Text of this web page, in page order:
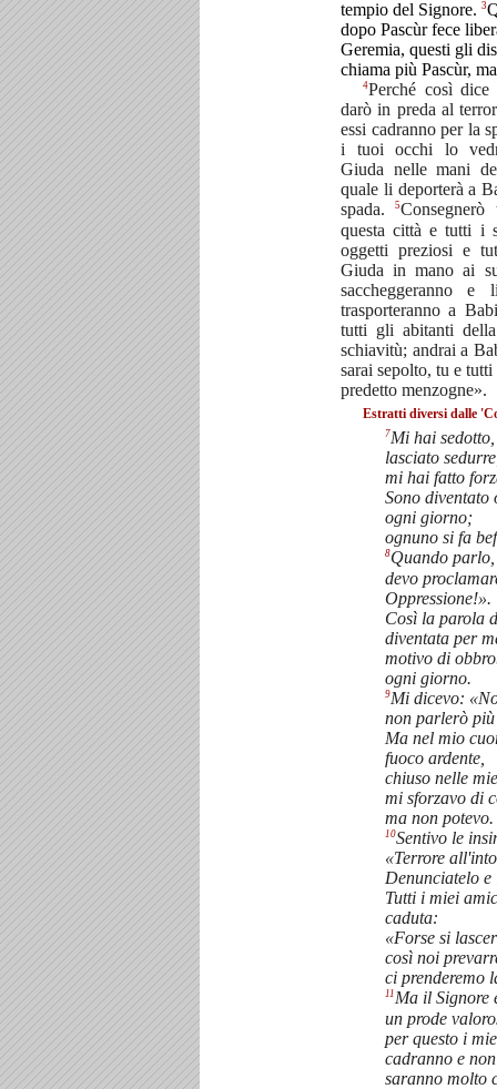
tempio del Signore. 3
dopo Pascùr fece
Geremia, questi gli
chiama più Pascùr,
4Perché così
darò in preda al
essi cadranno per la
i tuoi occhi lo
Giuda nelle mani
quale li deporterà a
spada.5
questa città e tutti i
oggetti preziosi e
Giuda in mano ai
saccheggeranno
trasporteranno a
tutti gli abitanti
schiavitù; andrai a
sarai sepolto, tu e
predetto menzogne».
Estratti diversi dalle
7Mi hai
lasciato
mi hai fatto
Sono diventato
ogni giorno;
ognuno si fa
8Quando
devo
Oppressione!».
Così la parola
diventata per
motivo di
ogni giorno.
9Mi dicevo:
non parlerò
Ma nel mio
fuoco ardente,
chiuso nelle
mi sforzavo di
ma non potevo.
10Sentivo le
«Terrore
Denunciatelo e
Tutti i miei
caduta:
«Forse si
così noi
ci prenderemo
11Ma il Signore
un prode
per questo i
cadranno e
saranno molto